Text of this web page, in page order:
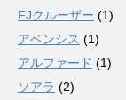
FJクルーザー (1)
アベンシス (1)
アルファード (1)
ソアラ (2)